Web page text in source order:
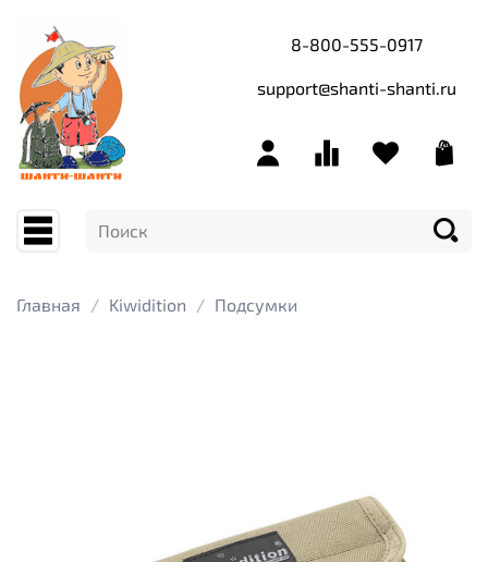
8-800-555-0917
support@shanti-shanti.ru
Главная Kiwidition Подсумки